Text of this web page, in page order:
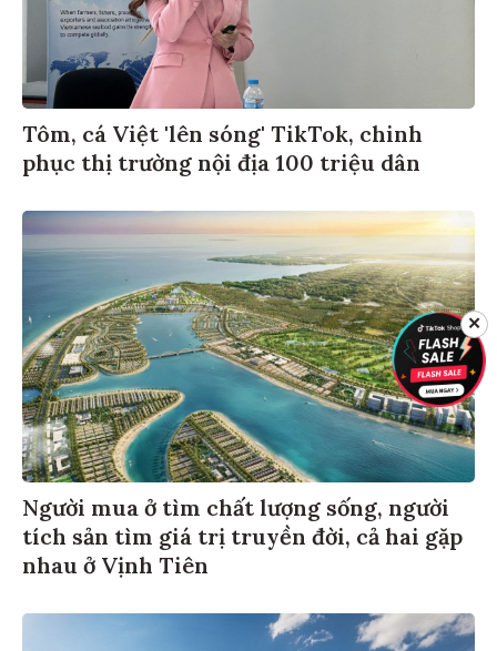
Tôm, cá Việt 'lên sóng' TikTok, chinh
phục thị trường nội địa 100 triệu dân
Người mua ở tìm chất lượng sống, người
tích sản tìm giá trị truyền đời, cả hai gặp
nhau ở Vịnh Tiên
✕